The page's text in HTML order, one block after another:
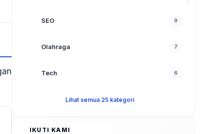
SEO 9
Olahraga 7
Tech 6
Lihat semua 25 kategori
IKUTI KAMI